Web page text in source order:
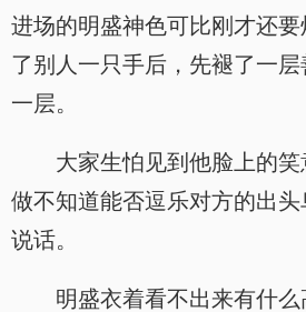
进场的明盛神色可比刚才还
了别人一只手后，先褪了一
一层。
大家生怕见到他脸上的
做不知道能否逗乐对方的出头
说话。
明盛衣着看不出来有什